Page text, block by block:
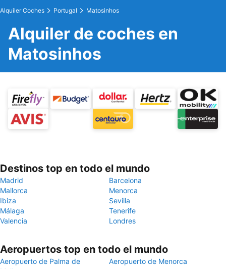
Alquiler Coches Portugal Matosinhos
Alquiler de coches en
Matosinhos
Destinos top en todo el mundo
Madrid
Barcelona
Mallorca
Menorca
Ibiza
Sevilla
Málaga
Tenerife
Valencia
Londres
Aeropuertos top en todo el mundo
Aeropuerto de Palma de
Aeropuerto de Menorca